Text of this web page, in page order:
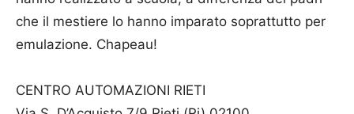
che il mestiere lo hanno imparato soprattutto per
emulazione. Chapeau!
CENTRO AUTOMAZIONI RIETI